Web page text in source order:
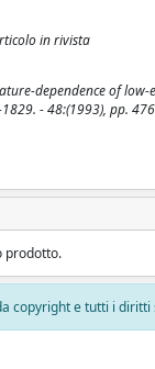
in rivista
dependence of low-
1829. - 48:(1993), pp.
prodotto.
copyright e tutti i